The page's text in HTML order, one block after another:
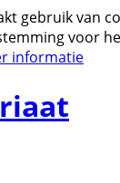
gebruik van
voor
informatie